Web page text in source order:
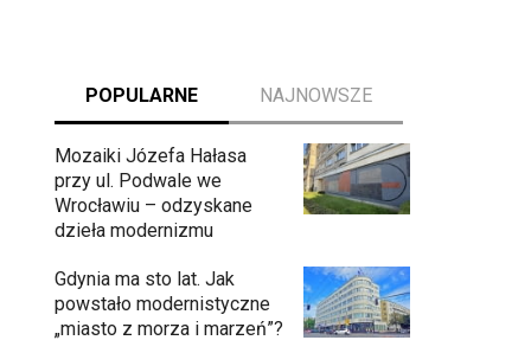
POPULARNE NAJNOWSZE
Mozaiki Józefa Hałasa
przy ul. Podwale we
Wrocławiu – odzyskane
dzieła modernizmu
Gdynia ma sto lat. Jak
powstało modernistyczne
„miasto z morza i marzeń”?